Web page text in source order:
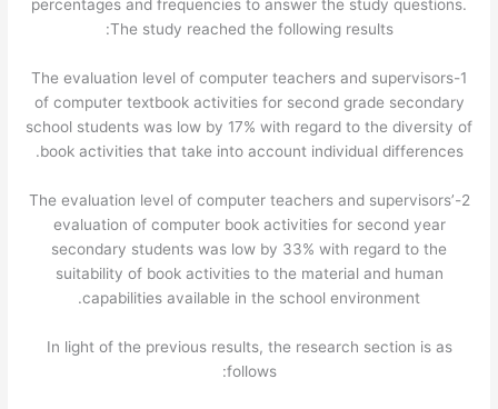
percentages and frequencies to answer the study questions.
The study reached the following results:
1-The evaluation level of computer teachers and supervisors
of computer textbook activities for second grade secondary
school students was low by 17% with regard to the diversity of
book activities that take into account individual differences.
2-The evaluation level of computer teachers and supervisors’
evaluation of computer book activities for second year
secondary students was low by 33% with regard to the
suitability of book activities to the material and human
capabilities available in the school environment.
In light of the previous results, the research section is as
follows: